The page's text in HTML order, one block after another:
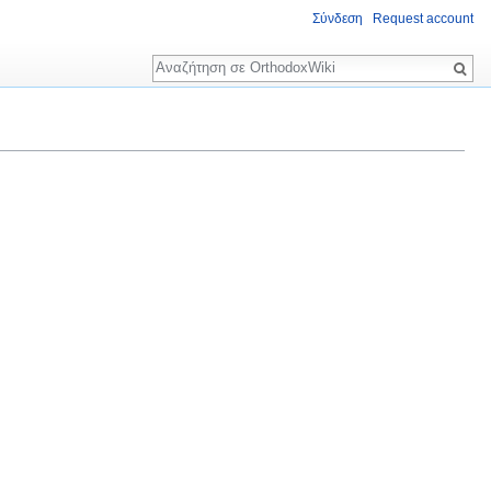
Σύνδεση Request account
Αναζήτηση